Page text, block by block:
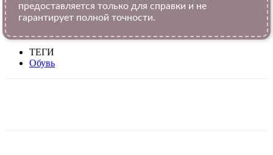
предоставляется только для справки и не
гарантирует полной точности.
ТЕГИ
Обувь